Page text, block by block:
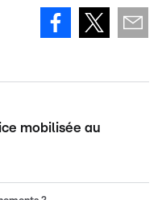
mobilisée au